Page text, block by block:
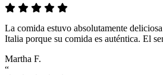
La comida estuvo absolutamente
Italia porque su comida es auténtica. El
Martha F.
“